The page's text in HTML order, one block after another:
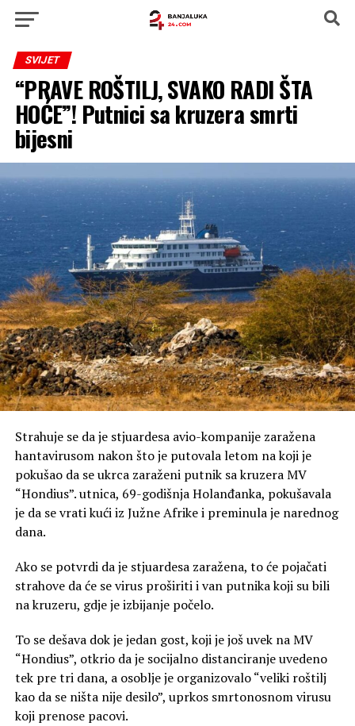
SVIJET
“PRAVE ROŠTILJ, SVAKO RADI ŠTA
HOĆE”! Putnici sa kruzera smrti
bijesni
Strahuje se da je stjuardesa avio-kompanije zaražena
hantavirusom nakon što je putovala letom na koji je
pokušao da se ukrca zaraženi putnik sa kruzera MV
“Hondius”. utnica, 69-godišnja Holanđanka, pokušavala
je da se vrati kući iz Južne Afrike i preminula je narednog
dana.
Ako se potvrdi da je stjuardesa zaražena, to će pojačati
strahove da će se virus proširiti i van putnika koji su bili
na kruzeru, gdje je izbijanje počelo.
To se dešava dok je jedan gost, koji je još uvek na MV
“Hondius”, otkrio da je socijalno distanciranje uvedeno
tek pre tri dana, a osoblje je organizovalo “veliki roštilj
kao da se ništa nije desilo”, uprkos smrtonosnom virusu
koji prenose pacovi.